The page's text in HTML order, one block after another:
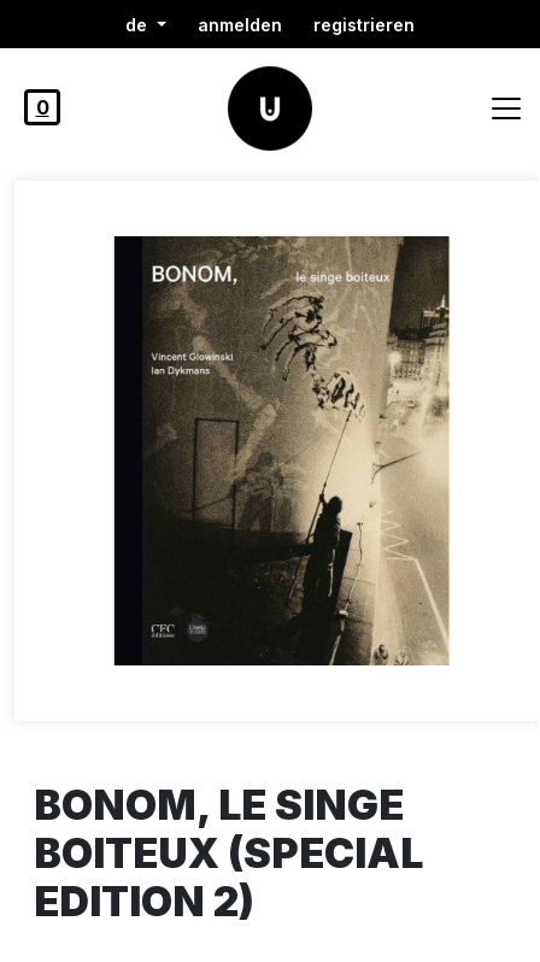
de anmelden registrieren
0
BONOM, LE SINGE
BOITEUX (SPECIAL
EDITION 2)